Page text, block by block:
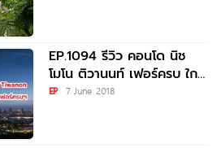
EP.1094 รีวิว คอนโด นิช
โมโน ติวานนท์ เฟอร์ครบ ใกล้
MRT กระทรวงสาธารณสุข
EP 7 June 2018